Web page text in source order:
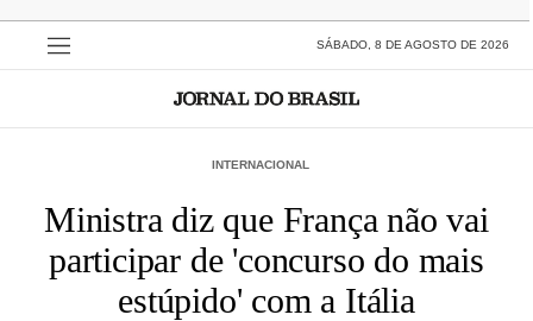
SÁBADO, 8 DE AGOSTO DE 2026
INTERNACIONAL
Ministra diz que França não vai
participar de 'concurso do mais
estúpido' com a Itália